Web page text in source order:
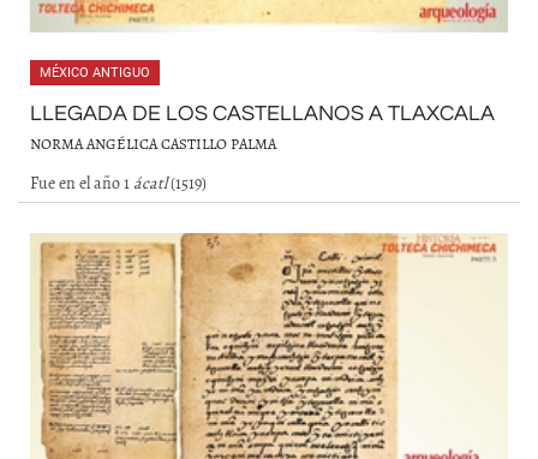
MÉXICO ANTIGUO
LLEGADA DE LOS CASTELLANOS A TLAXCALA
NORMA ANGÉLICA CASTILLO PALMA
Fue en el año 1 ácatl(1519)